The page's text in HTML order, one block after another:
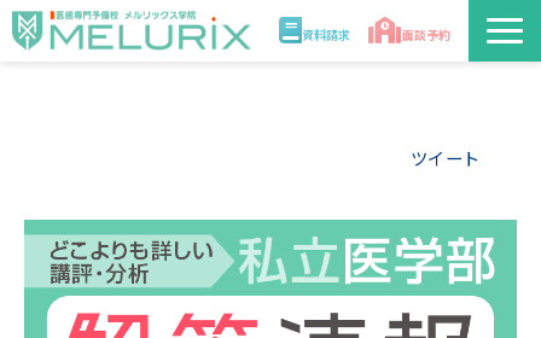
資料請求 面談予約
入学案内
合格実績・合格体験記
ツイート